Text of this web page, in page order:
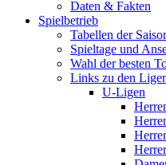
Daten & Fakten
Spielbetrieb
Tabellen der
Spieltage und
Wahl der besten
Links zu den
U-Ligen